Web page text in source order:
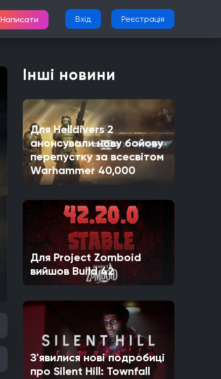
Написати Вхід Реєстрація
Інші новини
Для Helldivers 2
анонсували нову бойову
перепустку за всесвітом
Warhammer 40,000
Для Project Zomboid
вийшов Build 42
З'явилися нові подробиці
про Silent Hill: Townfall